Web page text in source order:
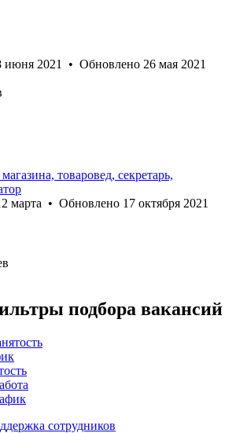
июня 2021 • Обновлено 26 мая 2021
товаровед, секретарь,
марта • Обновлено 17 октября 2021
подбора вакансий
сотрудников